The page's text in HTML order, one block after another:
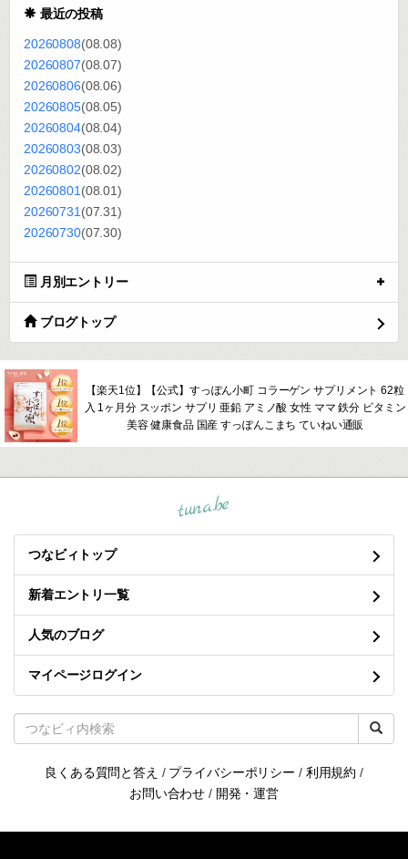
最近の投稿
20260808(08.08)
20260807(08.07)
20260806(08.06)
20260805(08.05)
20260804(08.04)
20260803(08.03)
20260802(08.02)
20260801 (08.01)
20260731 (07.31)
20260730(07.30)
月別エントリー
ブログトップ
【楽天1位】【公式】すっぽん小町 コラーゲン サプリメント 62粒
入 1ヶ月分 スッポン サプリ 亜鉛 アミノ酸 女性 ママ 鉄分 ビタミン
美容 健康食品 国産 すっぽんこまち ていねい通販
tuna.be
つなビィトップ
新着エントリ一覧
人気のブログ
マイページログイン
良くある質問と答え / プライバシーポリシー / 利用規約 /
お問い合わせ / 開発・運営